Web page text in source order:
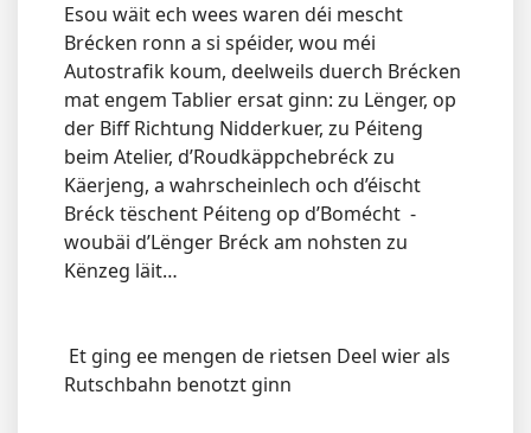
Esou wäit ech wees waren déi mescht
Brécken ronn a si spéider, wou méi
Autostrafik koum, deelweils duerch Brécken
mat engem Tablier ersat ginn: zu Lënger, op
der Biff Richtung Nidderkuer, zu Péiteng
beim Atelier, d’Roudkäppchebréck zu
Käerjeng, a wahrscheinlech och d’éischt
Bréck tëschent Péiteng op d’Bomécht -
woubäi d’Lënger Bréck am nohsten zu
Kënzeg läit…
Et ging ee mengen de rietsen Deel wier als
Rutschbahn benotzt ginn